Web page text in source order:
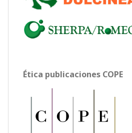
Ética publicaciones COPE